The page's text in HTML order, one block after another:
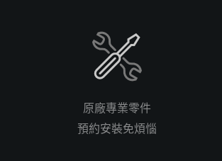
原廠專業零件
預約安裝免煩惱